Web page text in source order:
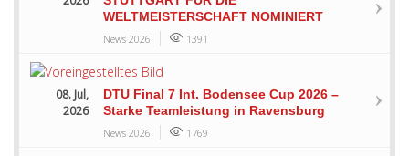
WELTMEISTERSCHAFT NOMINIERT
News 2026 1391
08. Jul,
2026
DTU Final 7 Int. Bodensee Cup 2026 –
Starke Teamleistung in Ravensburg
News 2026 1769